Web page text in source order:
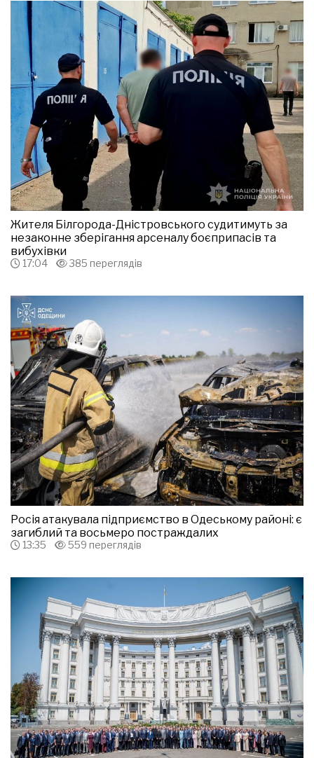
Жителя Білгорода-Дністровського судитимуть за
незаконне зберігання арсеналу боєприпасів та
вибухівки
17:04 385 переглядів
Росія атакувала підприємство в Одеському районі: є
загиблий та восьмеро постраждалих
13:35 559 переглядів